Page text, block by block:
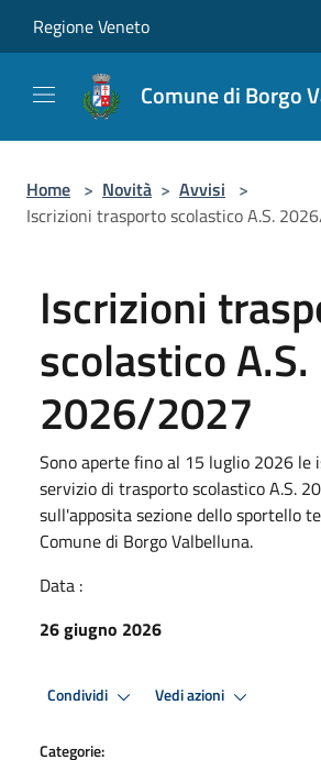
Regione Veneto
Comune di Borgo
Home > Novità > Avvisi >
Iscrizioni trasporto scolastico A.S.
Iscrizioni
scolastico A.S.
2026/2027
Sono aperte fino al 15 luglio 2026 le
servizio di trasporto scolastico A.S.
sull'apposita sezione dello sportello
Comune di Borgo Valbelluna.
Data :
26 giugno 2026
Condividi Vedi azioni
Categorie: